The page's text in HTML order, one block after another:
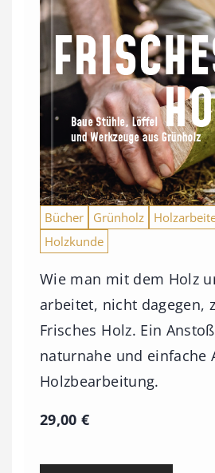
Bücher Grünholz
Holzkunde
Wie man mit dem Holz
arbeitet, nicht dagegen,
Frisches Holz. Ein
naturnahe und einfache
Holzbearbeitung.
29,00€